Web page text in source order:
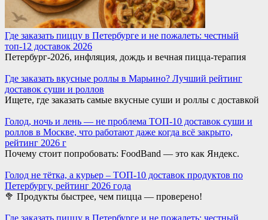
Где заказать пиццу в Петербурге и не пожалеть: честный
топ-12 доставок 2026
Петербург-2026, инфляция, дождь и вечная пицца-терапия
Где заказать вкусные роллы в Марьино? Лучший рейтинг
доставок суши и роллов
Ищете, где заказать самые вкусные суши и роллы с доставкой
Голод, ночь и лень — не проблема ТОП-10 доставок суши и
роллов в Москве, что работают даже когда всё закрыто,
рейтинг 2026 г
Почему стоит попробовать: FoodBand — это как Яндекс.
Голод не тётка, а курьер – ТОП-10 доставок продуктов по
Петербургу, рейтинг 2026 года
🥦 Продукты быстрее, чем пицца — проверено!
Где заказать пиццу в Петербурге и не пожалеть: честный